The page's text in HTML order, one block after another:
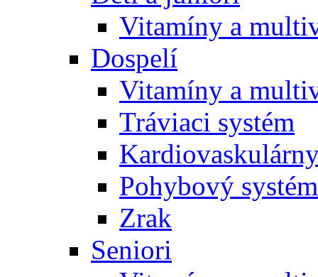
Vitamíny a
Dospelí
Vitamíny a
Tráviaci systém
Pohybový systém
Zrak
Seniori